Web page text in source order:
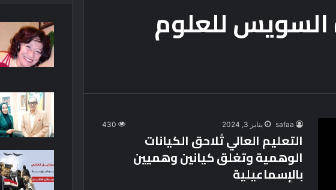
السويس للعلوم
safaa يناير 3, 2024 430
التعليم العالي تُلاحق الكيانات
الوهمية وتغلق كيانين وهميين
بالإسماعيلية